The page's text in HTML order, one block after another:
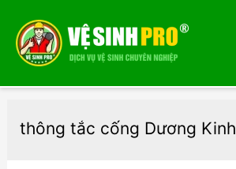
thông tắc cống Dương